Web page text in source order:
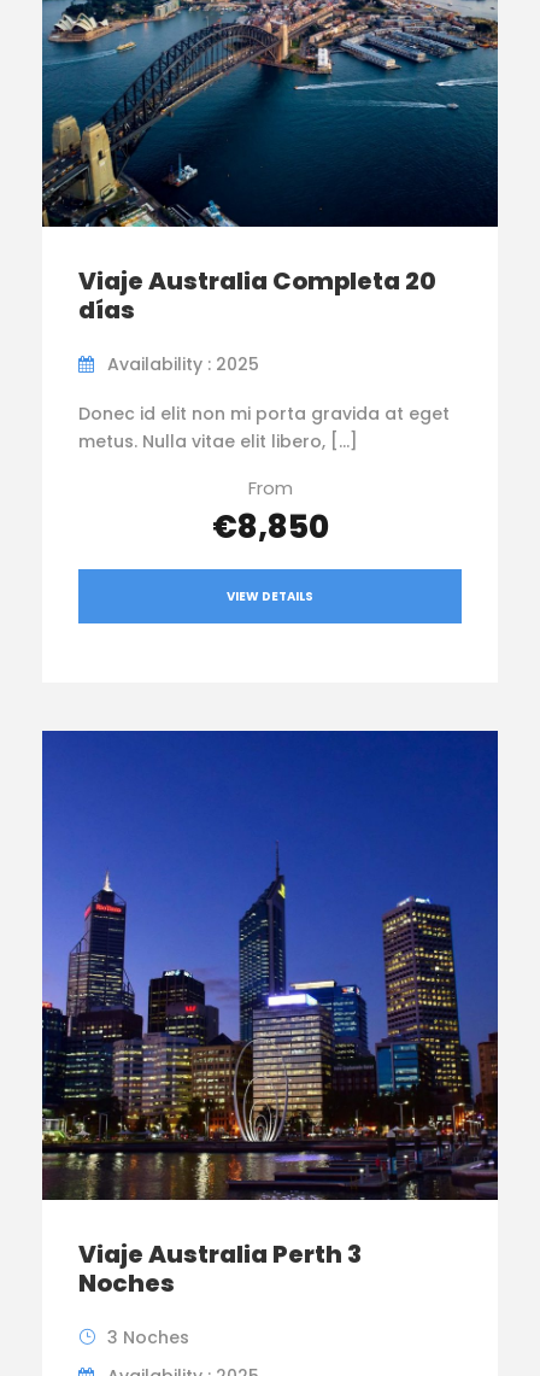
Viaje Australia Completa 20
días
Availability : 2025
Donec id elit non mi porta gravida at eget
metus. Nulla vitae elit libero, […]
From
€8,850
VIEW DETAILS
Viaje Australia Perth 3
Noches
3 Noches